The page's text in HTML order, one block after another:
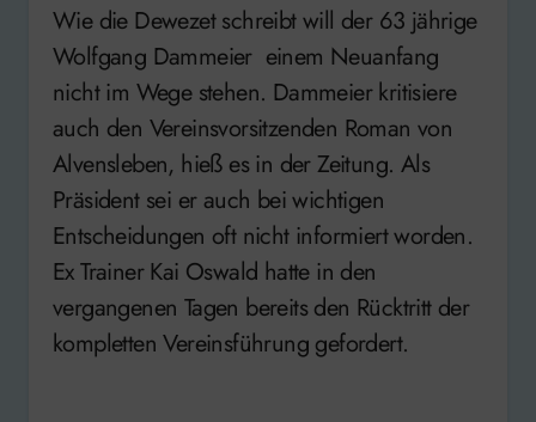
Wie die Dewezet schreibt will der 63 jährige
Wolfgang Dammeier einem Neuanfang
nicht im Wege stehen. Dammeier kritisiere
auch den Vereinsvorsitzenden Roman von
Alvensleben, hieß es in der Zeitung. Als
Präsident sei er auch bei wichtigen
Entscheidungen oft nicht informiert worden.
Ex Trainer Kai Oswald hatte in den
vergangenen Tagen bereits den Rücktritt der
kompletten Vereinsführung gefordert.